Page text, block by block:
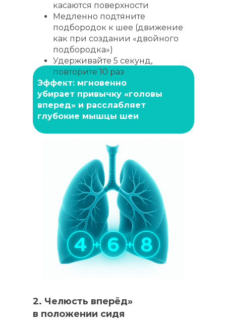
Эффект: мгновенно
убирает привычку «головы
вперед» и расслабляет
глубокие мышцы шеи
касаются поверхности
Медленно подтяните
подбородок к шее (движение
как при создании «двойного
подбородка»)
Удерживайте 5 секунд,
повторите 10 раз
2. Челюсть вперёд»
в положении сидя